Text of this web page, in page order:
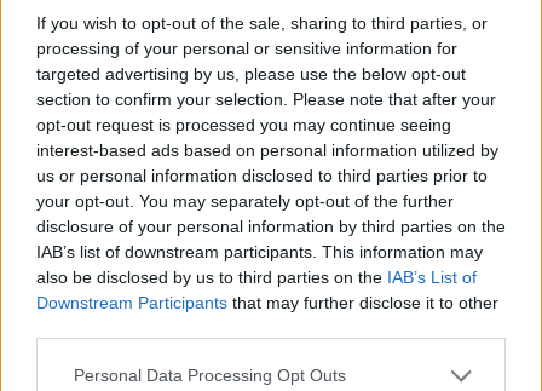
If you wish to opt-out of the sale, sharing to third parties, or
processing of your personal or sensitive information for
targeted advertising by us, please use the below opt-out
section to confirm your selection. Please note that after your
opt-out request is processed you may continue seeing
interest-based ads based on personal information utilized by
us or personal information disclosed to third parties prior to
your opt-out. You may separately opt-out of the further
disclosure of your personal information by third parties on the
IAB’s list of downstream participants. This information may
also be disclosed by us to third parties on the IAB’s List of
Downstream Participants that may further disclose it to other
Please note that this website/app uses one or more Google
Personal Data Processing Opt Outs
egyik legkiemelkedőbb személyisége. A
szólóhangversenyek mellett elsőrangú
helyen szerepel életében a kamarazene, ezen
belül a vonósnégyes. A koncerten
gyermekkori emlékeit megidézve népzenét is
játszik. Zenész–pedagógus szülők
gyermekeként kitüntetett feladatának tekinti
a tanítást is. 2002 óta rendszeresen tart
mesterkurzusokat szerte a világban, 2004
óta a Liszt Ferenc Zeneakadémia tanára.
énekhangja és Gáspár hegedűjátéka teszi